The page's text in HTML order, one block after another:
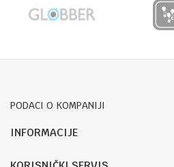
PODACI O KOMPANIJI
Bojprom d.o.o.
Pave Radana 16
INFORMACIJE